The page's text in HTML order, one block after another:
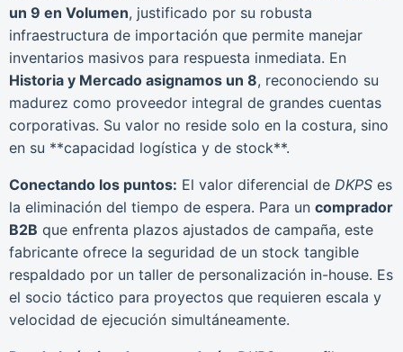
un 9 en Volumen, justificado por su robusta
infraestructura de importación que permite manejar
inventarios masivos para respuesta inmediata. En
Historia y Mercado asignamos un 8, reconociendo su
madurez como proveedor integral de grandes cuentas
corporativas. Su valor no reside solo en la costura, sino
en su **capacidad logística y de stock**.
Conectando los puntos: El valor diferencial de DKPS es
la eliminación del tiempo de espera. Para un comprador
B2B que enfrenta plazos ajustados de campaña, este
fabricante ofrece la seguridad de un stock tangible
respaldado por un taller de personalización in-house. Es
el socio táctico para proyectos que requieren escala y
velocidad de ejecución simultáneamente.